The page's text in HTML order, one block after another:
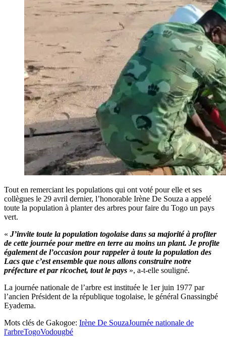
Tout en remerciant les populations qui ont voté pour elle et ses
collègues le 29 avril dernier, l’honorable Irène De Souza a appelé
toute la population à planter des arbres pour faire du Togo un pays
vert.
« J’invite toute la population togolaise dans sa majorité à profiter
de cette journée pour mettre en terre au moins un plant. Je profite
également de l’occasion pour rappeler à toute la population des
Lacs que c’est ensemble que nous allons construire notre
préfecture et par ricochet, tout le pays », a-t-elle souligné.
La journée nationale de l’arbre est instituée le 1er juin 1977 par
l’ancien Président de la république togolaise, le général Gnassingbé
Eyadema.
Mots clés de Gakogoe: Irène De SouzaJournée nationale de
l'arbreTogoVodougbé